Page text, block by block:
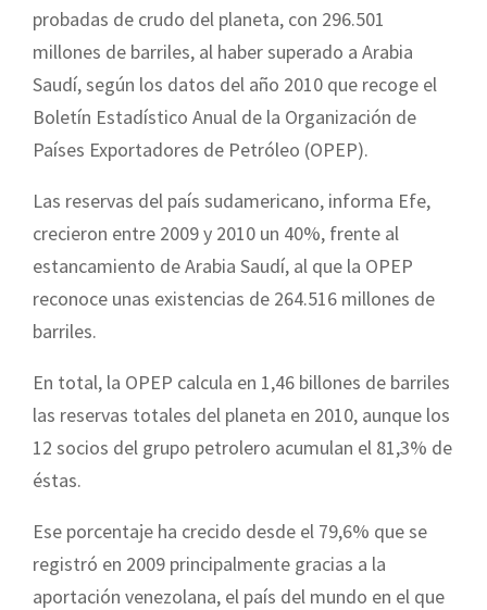
probadas de crudo del planeta, con 296.501
millones de barriles, al haber superado a Arabia
Saudí, según los datos del año 2010 que recoge el
Boletín Estadístico Anual de la Organización de
Países Exportadores de Petróleo (OPEP).
Las reservas del país sudamericano, informa Efe,
crecieron entre 2009 y 2010 un 40%, frente al
estancamiento de Arabia Saudí, al que la OPEP
reconoce unas existencias de 264.516 millones de
barriles.
En total, la OPEP calcula en 1,46 billones de barriles
las reservas totales del planeta en 2010, aunque los
12 socios del grupo petrolero acumulan el 81,3% de
éstas.
Ese porcentaje ha crecido desde el 79,6% que se
registró en 2009 principalmente gracias a la
aportación venezolana, el país del mundo en el que